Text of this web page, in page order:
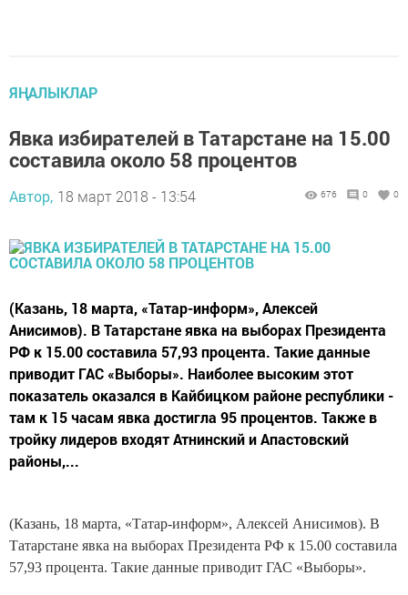
ЯҢАЛЫКЛАР
Явка избирателей в Татарстане на 15.00
составила около 58 процентов
Автор, 18 март 2018 - 13:54 676 0 0
(Казань, 18 марта, «Татар-информ», Алексей
Анисимов). В Татарстане явка на выборах Президента
РФ к 15.00 составила 57,93 процента. Такие данные
приводит ГАС «Выборы». Наиболее высоким этот
показатель оказался в Кайбицком районе республики -
там к 15 часам явка достигла 95 процентов. Также в
тройку лидеров входят Атнинский и Апастовский
районы,...
(Казань, 18 марта, «Татар-информ», Алексей Анисимов). В
Татарстане явка на выборах Президента РФ к 15.00 составила
57,93 процента. Такие данные приводит ГАС «Выборы».